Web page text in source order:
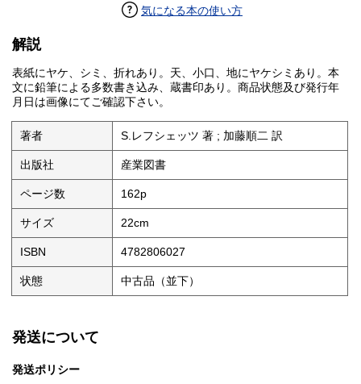
気になる本の使い方
解説
表紙にヤケ、シミ、折れあり。天、小口、地にヤケシミあり。本
文に鉛筆による多数書き込み、蔵書印あり。商品状態及び発行年
月日は画像にてご確認下さい。
著者 S.レフシェッツ 著 ; 加藤順二 訳
出版社 産業図書
ページ数 162p
サイズ 22cm
ISBN 4782806027
状態 中古品（並下）
発送について
発送ポリシー